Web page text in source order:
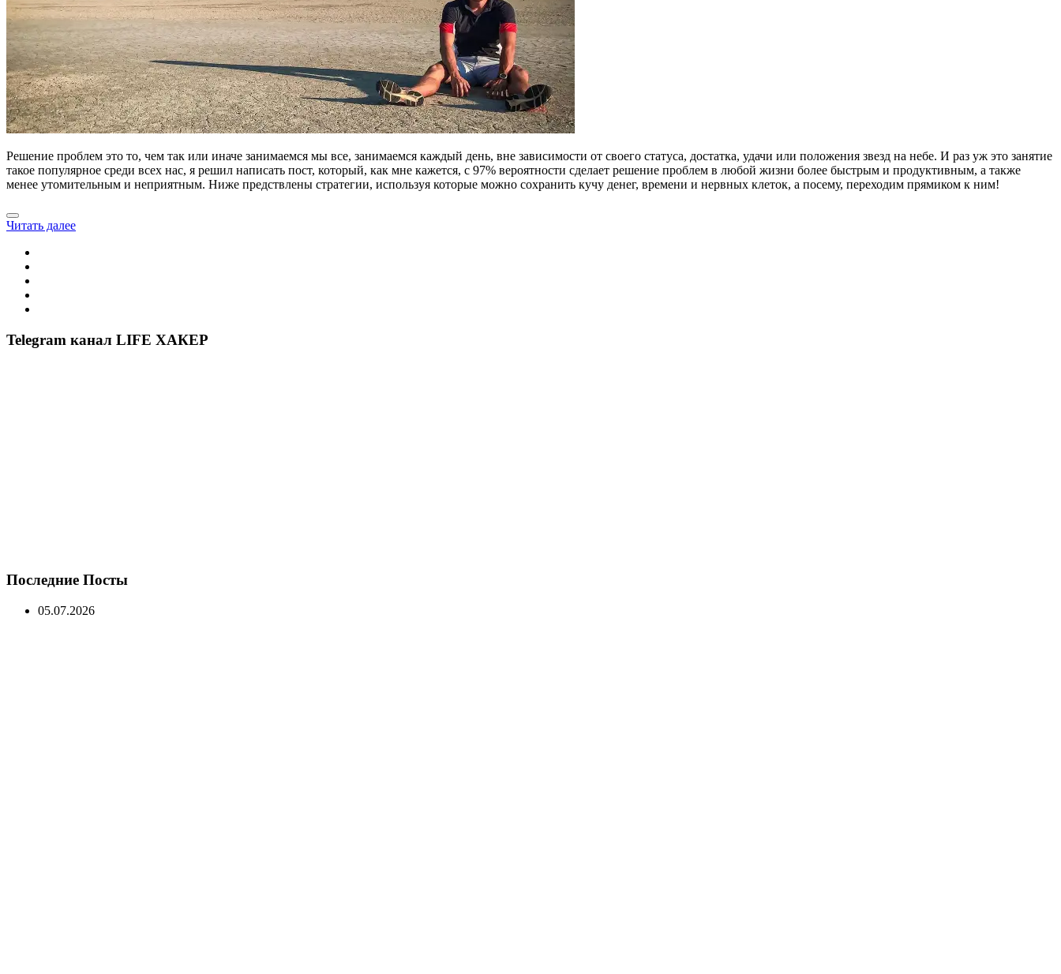
Решение проблем это то, чем так или иначе занимаемся мы все, занимаемся каждый день, вне зависимости от своего статуса, достатка, удачи или положения звезд на небе. И раз уж это занятие
такое популярное среди всех нас, я решил написать пост, который, как мне кажется, с 97% вероятности сделает решение проблем в любой жизни более быстрым и продуктивным, а также
менее утомительным и неприятным. Ниже предствлены стратегии, используя которые можно сохранить кучу денег, времени и нервных клеток, а посему, переходим прямиком к ним!
Читать далее
Telegram канал LIFE ХАКЕР
Последние Посты
05.07.2026